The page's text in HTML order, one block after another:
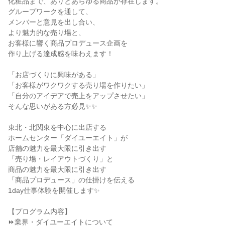
グループワークを通して、
メンバーと意見を出し合い、
より魅力的な売り場と、
お客様に響く商品プロデュース企画を
作り上げる達成感を味わえます！
「お店づくりに興味がある」
「お客様がワクワクする売り場を作りたい」
「自分のアイデアで売上をアップさせたい」
そんな思いがある方必見✨✨
東北・北関東を中心に出店する
ホームセンター「ダイユーエイト」が
店舗の魅力を最大限に引き出す
「売り場・レイアウトづくり」と
商品の魅力を最大限に引き出す
「商品プロデュース」の仕掛けを伝える
1day仕事体験を開催します✨
【プログラム内容】
⏩業界・ダイユーエイトについて